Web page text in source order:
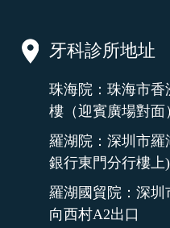
牙科診所地址
珠海院：珠海市香
樓（迎賓廣場對面
羅湖院：深圳市
銀行東門分行樓
羅湖國貿院：深圳
向西村A2出口